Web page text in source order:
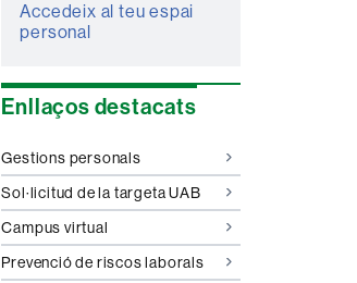
Accedeix al teu espai
personal
Enllaços destacats
Gestions personals
Sol·licitud de la targeta UAB
Campus virtual
Prevenció de riscos laborals